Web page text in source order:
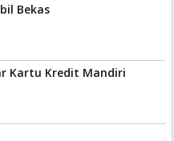
Bekas
Kartu Kredit Mandiri